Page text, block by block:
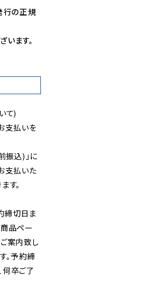
行の正規
ます。
て)
支払いを
振込)」に
支払いた
す。
締切日ま
品ペー
案内致し
。予約締
何卒ご了